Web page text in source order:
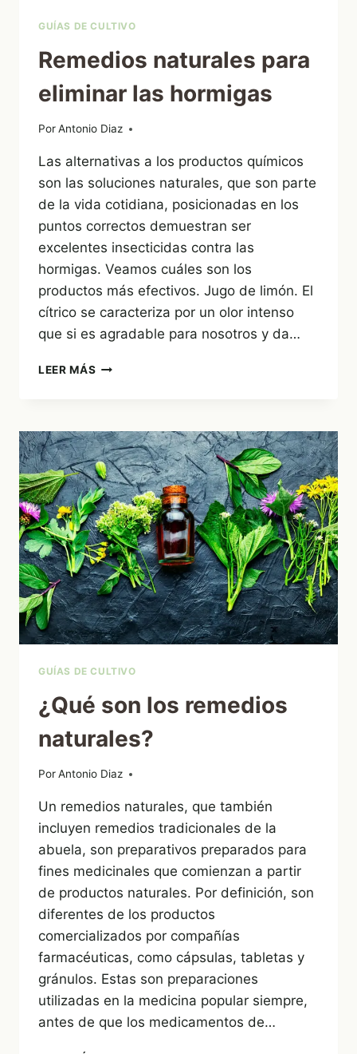
GUÍAS DE CULTIVO
Remedios naturales para
eliminar las hormigas
PorAntonio Diaz
25/07/2022
Las alternativas a los productos químicos
son las soluciones naturales, que son parte
de la vida cotidiana, posicionadas en los
puntos correctos demuestran ser
excelentes insecticidas contra las
hormigas. Veamos cuáles son los
productos más efectivos. Jugo de limón. El
cítrico se caracteriza por un olor intenso
que si es agradable para nosotros y da…
LEER MÁS REMEDIOS
LAS
HORMIGAS
GUÍAS DE CULTIVO
¿Qué son los remedios
naturales?
PorAntonio Diaz
25/07/2022
Un remedios naturales, que también
incluyen remedios tradicionales de la
abuela, son preparativos preparados para
fines medicinales que comienzan a partir
de productos naturales. Por definición, son
diferentes de los productos
comercializados por compañías
farmacéuticas, como cápsulas, tabletas y
gránulos. Estas son preparaciones
utilizadas en la medicina popular siempre,
antes de que los medicamentos de…